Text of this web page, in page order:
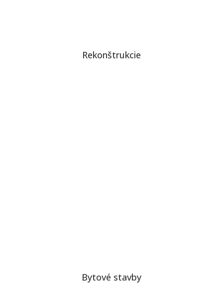
Rekonštrukcie
Bytové stavby